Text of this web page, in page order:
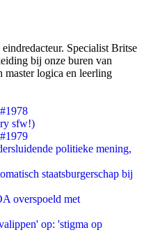
Specialist Britse
bij onze buren van
logica en leerling
sfw!)
politieke mening,
staatsburgerschap bij
overspoeld met
op: 'stigma op